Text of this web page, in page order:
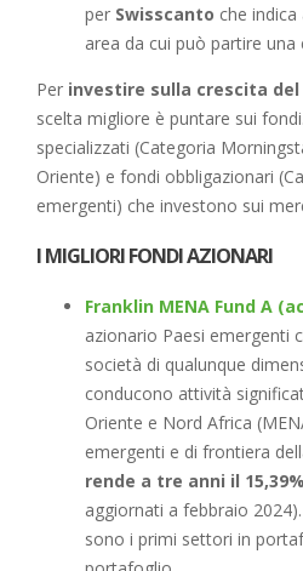
per Swisscanto che indica
area da cui può partire
Per investire sulla crescita
scelta migliore è puntare sui
specializzati (Categoria
Oriente) e fondi obbligazionari
emergenti) che investono sui
I MIGLIORI FONDI AZIONARI
Franklin MENA Fund A
azionario Paesi emergenti
società di qualunque
conducono attività
Oriente e Nord Africa
emergenti e di frontiera
rende a tre anni il 15,39%
aggiornati a febbraio
sono i primi settori in